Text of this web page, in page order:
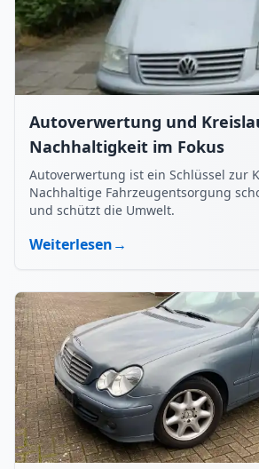
Autoverwertung und
Nachhaltigkeit im Fokus
Autoverwertung ist ein Schlüssel zur
Nachhaltige Fahrzeugentsorgung
und schützt die Umwelt.
Weiterlesen→